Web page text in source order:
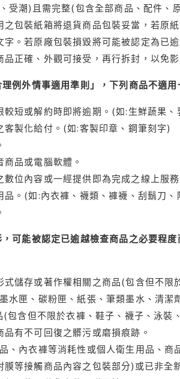
受潮)且需完整(包含全部商品、配件、
之包裝紙箱將退貨商品包裝妥當，若原
字。若原廠包裝損毀將可能被認定為
正確、外觀可接受，再行拆封，以免
例外情事適用準則」，下列商品不適
較短或解約時即將逾期。(如:生鮮蔬果
客製化給付。(如:客製印章、鋼筆刻字)
品或電腦軟體。
數位內容或一經提供即為完成之線上服
品。(如:內衣褲、襪類、褲襪、刮鬍刀、
可能被認定已逾越檢查商品之必要程
式儲存或著作權相關之商品(包含但不
水匣、碳粉匣、紙張、筆類墨水、清
包含但不限於衣褲、鞋子、襪子、泳裝
有不可回復之髒污或磨損痕跡。
、內衣褲等消耗性或個人衛生用品、
膜等接觸商品內容之包裝部分)或已非